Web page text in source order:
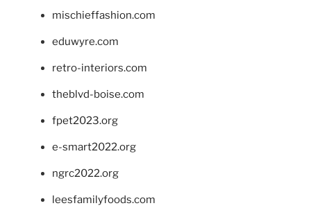
mischieffashion.com
eduwyre.com
retro-interiors.com
theblvd-boise.com
fpet2023.org
e-smart2022.org
ngrc2022.org
leesfamilyfoods.com